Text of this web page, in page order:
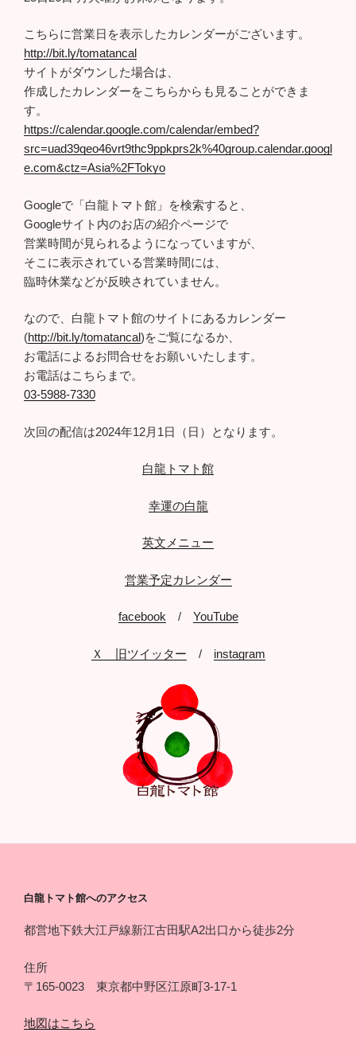
こちらに営業日を表示したカレンダーがございます。
http://bit.ly/tomatancal
サイトがダウンした場合は、
作成したカレンダーをこちらからも見ることができま
す。
https://calendar.google.com/calendar/embed?
src=uad39qeo46vrt9thc9ppkprs2k%40group.calendar.googl
e.com&ctz=Asia%2FTokyo
Googleで「白龍トマト館」を検索すると、
Googleサイト内のお店の紹介ページで
営業時間が見られるようになっていますが、
そこに表示されている営業時間には、
臨時休業などが反映されていません。
なので、白龍トマト館のサイトにあるカレンダー
(http://bit.ly/tomatancal)をご覧になるか、
お電話によるお問合せをお願いいたします。
お電話はこちらまで。
03-5988-7330
次回の配信は2024年12月1日（日）となります。
白龍トマト館
幸運の白龍
英文メニュー
営業予定カレンダー
facebook / YouTube
Ｘ 旧ツイッター / instagram
白龍トマト館へのアクセス
都営地下鉄大江戸線新江古田駅A2出口から徒歩2分
住所
〒165-0023 東京都中野区江原町3-17-1
地図はこちら